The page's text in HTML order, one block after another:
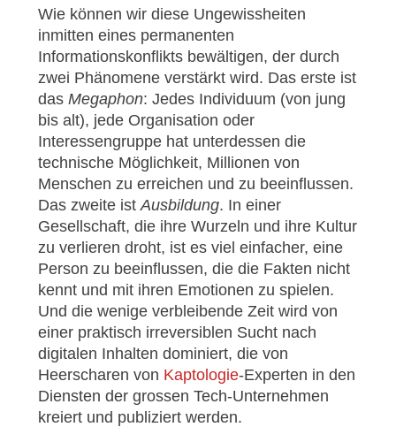
Wie können wir diese Ungewissheiten
inmitten eines permanenten
Informationskonflikts bewältigen, der durch
zwei Phänomene verstärkt wird. Das erste ist
das Megaphon: Jedes Individuum (von jung
bis alt), jede Organisation oder
Interessengruppe hat unterdessen die
technische Möglichkeit, Millionen von
Menschen zu erreichen und zu beeinflussen.
Das zweite ist Ausbildung. In einer
Gesellschaft, die ihre Wurzeln und ihre Kultur
zu verlieren droht, ist es viel einfacher, eine
Person zu beeinflussen, die die Fakten nicht
kennt und mit ihren Emotionen zu spielen.
Und die wenige verbleibende Zeit wird von
einer praktisch irreversiblen Sucht nach
digitalen Inhalten dominiert, die von
Heerscharen von Kaptologie-Experten in den
Diensten der grossen Tech-Unternehmen
kreiert und publiziert werden.